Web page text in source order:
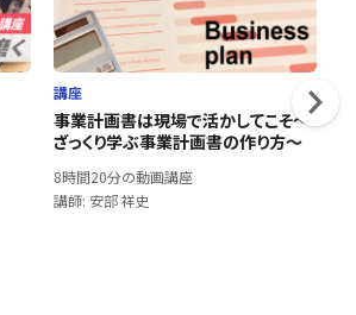
講座
事業計画書は現場で活かしてこそ〜
ざっくり学ぶ事業計画書の作り方〜
8時間20分の動画講座
講師: 安部 祥史